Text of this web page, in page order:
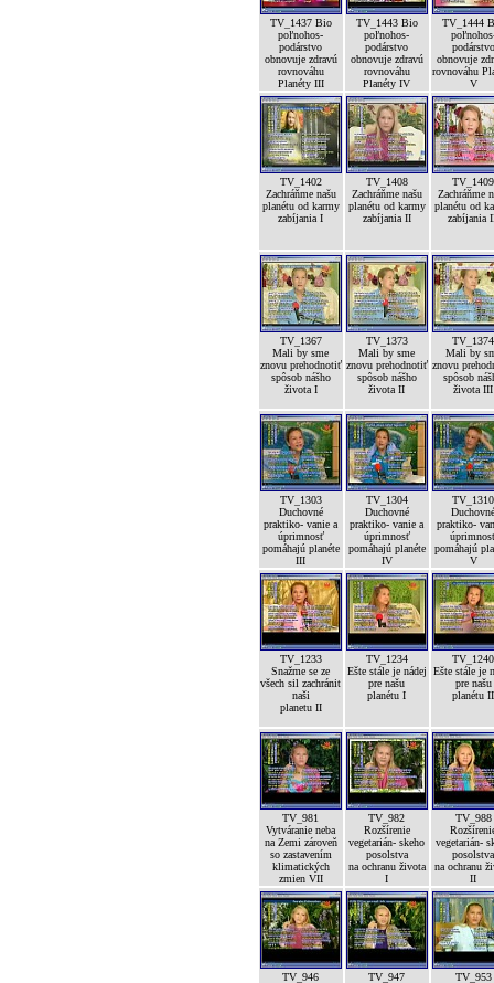
TV_1437 Bio
poľnohos-
podárstvo
obnovuje zdravú
rovnováhu
Planéty III
TV_1443 Bio
poľnohos-
podárstvo
obnovuje zdravú
rovnováhu
Planéty IV
TV_1444
podárstvo
obnovuje
rovnováhu
V
TV_1402
Zachráňme našu
planétu od karmy
zabíjania I
TV_1408
Zachráňme našu
planétu od karmy
zabíjania II
TV_1409
Zachráňme
planétu od
zabíjania
TV_1367
Mali by sme
znovu prehodnotiť
spôsob nášho
života I
TV_1373
Mali by sme
znovu prehodnotiť
spôsob nášho
života II
TV_1374
Mali by
znovu
spôsob
života III
TV_1303
Duchovné
praktiko- vanie a
úprimnosť
pomáhajú planéte
III
TV_1304
Duchovné
praktiko- vanie a
úprimnosť
pomáhajú planéte
IV
TV_1310
praktiko-
pomáhajú
V
TV_1233
Snažme se ze
všech sil zachránit
naši
planetu II
TV_1234
Ešte stále je nádej
pre našu
planétu I
TV_1240
Ešte stále je
pre našu
planétu II
TV_981
Vytváranie neba
na Zemi zároveň
so zastavením
klimatických
zmien VII
TV_982
Rozšírenie
vegetarián- skeho
posolstva
na ochranu života
I
TV_988
vegetarián-
posolstva
na ochranu
II
TV_946 TV_947 TV_953